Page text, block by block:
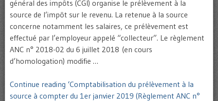
général des impôts (CGI) organise le prélèvement à la
source de l’impôt sur le revenu. La retenue à la source
concerne notamment les salaires, ce prélèvement est
effectué par l’employeur appelé “collecteur”. Le règlement
ANC n° 2018-02 du 6 juillet 2018 (en cours
d’homologation) modifie …
Continue reading ‘Comptabilisation du prélèvement à la
source à compter du 1er janvier 2019 (Règlement ANC n°